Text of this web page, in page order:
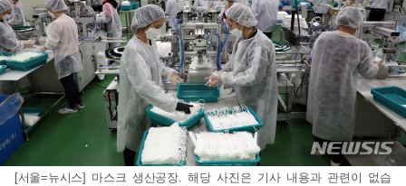
[서울=뉴시스] 마스크 생산공장. 해당 사진은 기사 내용과 관련이 없습